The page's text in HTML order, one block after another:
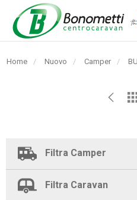
Automarket
Bonometti
Home Nuovo Camper
Filtra Camper
Filtra Caravan